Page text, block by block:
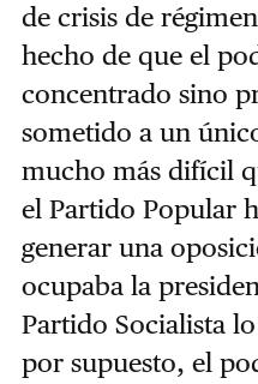
de crisis de
hecho de que el
concentrado sino
sometido a un
mucho más difícil
el Partido Popular
generar una
ocupaba la
Partido Socialista
por supuesto, el